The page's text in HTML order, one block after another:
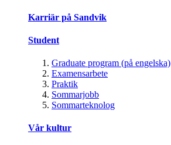
Karriär på Sandvik
Student
Graduate program (på engelska)
Examensarbete
Praktik
Sommarjobb
Sommarteknolog
Vår kultur